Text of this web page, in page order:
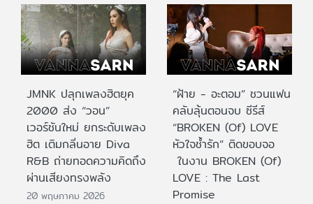
JMNK ปลุกเพลงฮิตยุค
2000 ส่ง “วอน”
เวอร์ชันใหม่ ยกระดับเพลง
ฮิต เติมกลิ่นอาย Diva
R&B ถ่ายทอดความคิดถึง
ผ่านเสียงทรงพลัง
20 พฤษภาคม 2026
“ฝ้าย - อะตอม” ชวนแฟน
คลับลุ้นตอนจบ ซีรีส์
“BROKEN (Of) LOVE
หัวใจช้ำรัก” ติดขอบจอ
ในงาน BROKEN (Of)
LOVE : The Last
Promise